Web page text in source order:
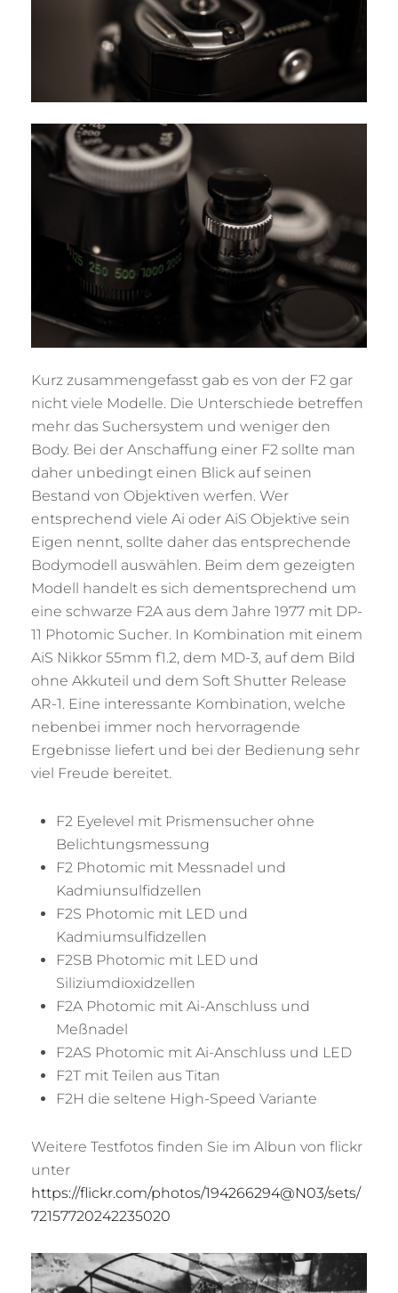
Kurz zusammengefasst gab es von der F2 gar
nicht viele Modelle. Die Unterschiede betreffen
mehr das Suchersystem und weniger den
Body. Bei der Anschaffung einer F2 sollte man
daher unbedingt einen Blick auf seinen
Bestand von Objektiven werfen. Wer
entsprechend viele Ai oder AiS Objektive sein
Eigen nennt, sollte daher das entsprechende
Bodymodell auswählen. Beim dem gezeigten
Modell handelt es sich dementsprechend um
eine schwarze F2A aus dem Jahre 1977 mit DP-
11 Photomic Sucher. In Kombination mit einem
AiS Nikkor 55mm f1.2, dem MD-3, auf dem Bild
ohne Akkuteil und dem Soft Shutter Release
AR-1. Eine interessante Kombination, welche
nebenbei immer noch hervorragende
Ergebnisse liefert und bei der Bedienung sehr
viel Freude bereitet.
F2 Eyelevel mit Prismensucher ohne
Belichtungsmessung
F2 Photomic mit Messnadel und
Kadmiunsulfidzellen
F2S Photomic mit LED und
Kadmiumsulfidzellen
F2SB Photomic mit LED und
Siliziumdioxidzellen
F2A Photomic mit Ai-Anschluss und
Meßnadel
F2AS Photomic mit Ai-Anschluss und LED
F2T mit Teilen aus Titan
F2H die seltene High-Speed Variante
Weitere Testfotos finden Sie im Albun von flickr
unter
https://flickr.com/photos/194266294@N03/sets/
72157720242235020